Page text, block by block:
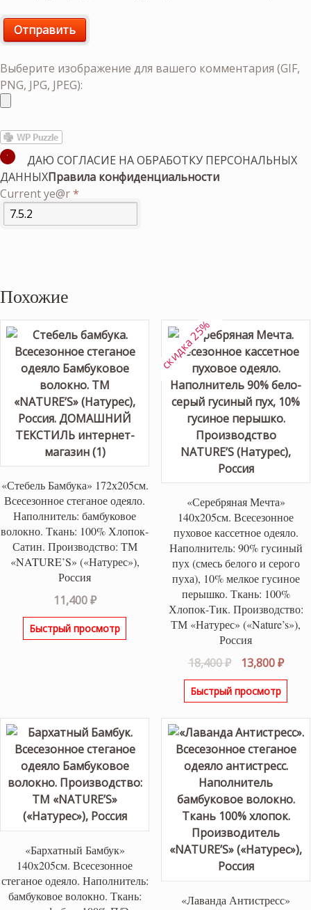
Выберите изображение для вашего комментария (GIF,
PNG, JPG, JPEG):
ДАЮ СОГЛАСИЕ НА ОБРАБОТКУ ПЕРСОНАЛЬНЫХ
ДАННЫХПравила конфиденциальности
Current ye@r*
Похожие
«Стебель Бамбука» 172х205см.
Всесезонное стеганое одеяло.
Наполнитель: бамбуковое
волокно. Ткань: 100% Хлопок-
Сатин. Производство: ТМ
«NATURE’S» («Натурес»),
Россия
11,400₽
Быстрый просмотр
«Серебряная Мечта»
140х205см. Всесезонное
пуховое кассетное одеяло.
Наполнитель: 90% гусиный
пух (смесь белого и серого
пуха), 10% мелкое гусиное
перышко. Ткань: 100%
Хлопок-Тик. Производство:
ТМ «Натурес» («Nature’s»),
Россия
18,400₽
цена
составляла
13,800₽
Быстрый просмотр
скидка 25%
«Бархатный Бамбук»
140х205см. Всесезонное
стеганое одеяло. Наполнитель:
бамбуковое волокно. Ткань:
«Лаванда Антистресс»